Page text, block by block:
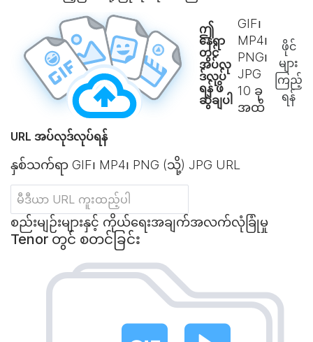
ဤ
နေရာ
တွင်
အပ်လု
ဒ်လုပ်
ရန် ဖိ
ဆွဲချပါ
GIF၊
MP4၊
PNG၊
JPG
10 ခု
အထိ
ဖိုင်
များ
ကြည့်
ရန်
URL အပ်လုဒ်လုပ်ရန်
နှစ်သက်ရာ GIF၊ MP4၊ PNG (သို့) JPG URL
စည်းမျဉ်းများနှင့် ကိုယ်ရေးအချက်အလက်လုံခြုံမှု
Tenor တွင် စတင်ခြင်း